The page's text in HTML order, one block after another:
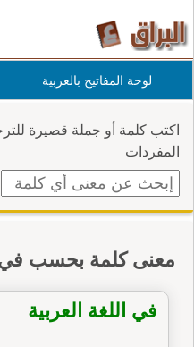
لوحة المفاتيح بالعربية
اكتب كلمة أو جملة قصيرة
المفردات
معنى كلمة بحسب
في اللغة العربية